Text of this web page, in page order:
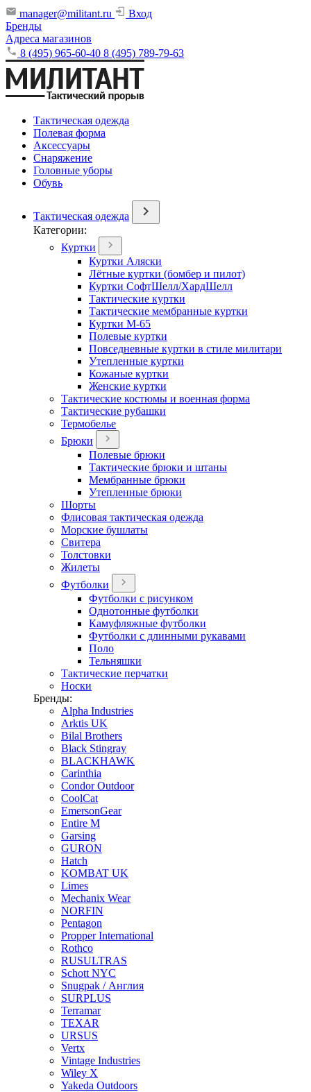
manager@militant.ru
Вход
Бренды
Адреса магазинов
8 (495) 965-60-40 8 (495) 789-79-63
Тактическая одежда
Полевая форма
Аксессуары
Снаряжение
Головные уборы
Обувь
Тактическая одежда
Категории:
Куртки
Куртки Аляски
Лётные куртки (бомбер и пилот)
Куртки СофтШелл/ХардШелл
Тактические куртки
Тактические мембранные куртки
Куртки М-65
Полевые куртки
Повседневные куртки в стиле милитари
Утепленные куртки
Кожаные куртки
Женские куртки
Тактические костюмы и военная форма
Тактические рубашки
Термобелье
Брюки
Полевые брюки
Тактические брюки и штаны
Мембранные брюки
Утепленные брюки
Шорты
Флисовая тактическая одежда
Морские бушлаты
Свитера
Толстовки
Жилеты
Футболки
Футболки с рисунком
Однотонные футболки
Камуфляжные футболки
Футболки с длинными рукавами
Поло
Тельняшки
Тактические перчатки
Носки
Бренды:
Alpha Industries
Arktis UK
Bilal Brothers
Black Stingray
BLACKHAWK
Carinthia
Condor Outdoor
CoolCat
EmersonGear
Entire M
Garsing
GURON
Hatch
KOMBAT UK
Limes
Mechanix Wear
NORFIN
Pentagon
Propper International
Rothco
RUSULTRAS
Schott NYC
Snugpak / Англия
SURPLUS
Terramar
TEXAR
URSUS
Vertx
Vintage Industries
Wiley X
Yakeda Outdoors